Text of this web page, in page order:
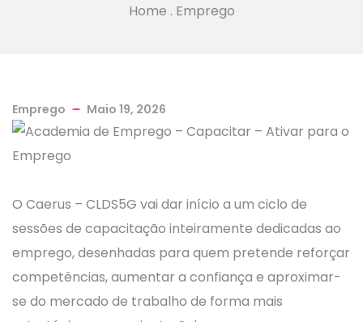
Home . Emprego
Emprego Maio 19, 2026
O Caerus – CLDS5G vai dar início a um ciclo de
sessões de capacitação inteiramente dedicadas ao
emprego, desenhadas para quem pretende reforçar
competências, aumentar a confiança e aproximar-
se do mercado de trabalho de forma mais